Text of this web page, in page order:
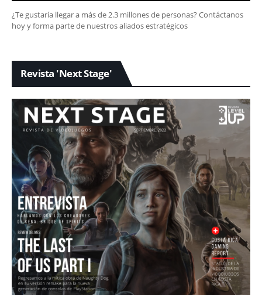
¿Te gustaría llegar a más de 2.3 millones de personas? Contáctanos
hoy y forma parte de nuestros aliados estratégicos
Revista 'Next Stage'